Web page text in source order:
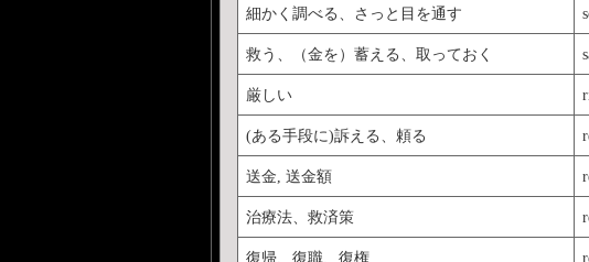
細かく調べる、さっと目を通す
救う、（金を）蓄える、取っておく
厳しい
(ある手段に)訴える、頼る
送金, 送金額
治療法、救済策
復帰、復職、復権